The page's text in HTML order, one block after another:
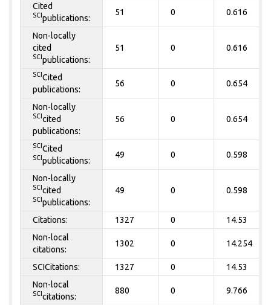
Cited
SCI publications:
51 0 0.616
Non-locally
cited
SCI publications:
51 0 0.616
SCI Cited
publications:
56 0 0.654
Non-locally
SCI cited
publications:
56 0 0.654
SCI Cited
SCI publications:
49 0 0.598
Non-locally
SCI cited
SCI publications:
49 0 0.598
Citations: 1327 0
14.53
Non-local
citations:
1302 0 14.254
SCICitations: 1327 0
14.53
Non-local
SCI citations:
880 0 9.766